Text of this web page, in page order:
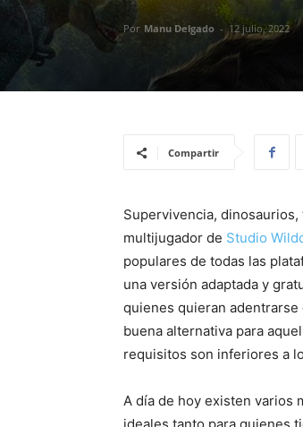
Por Manu Delgado - 12 julio, 2022
Compartir
Supervivencia,
multijugador de Studio
populares de todas las
una versión adaptada y
quienes quieran
buena alternativa para
requisitos son inferiores a
A día de hoy existen varios